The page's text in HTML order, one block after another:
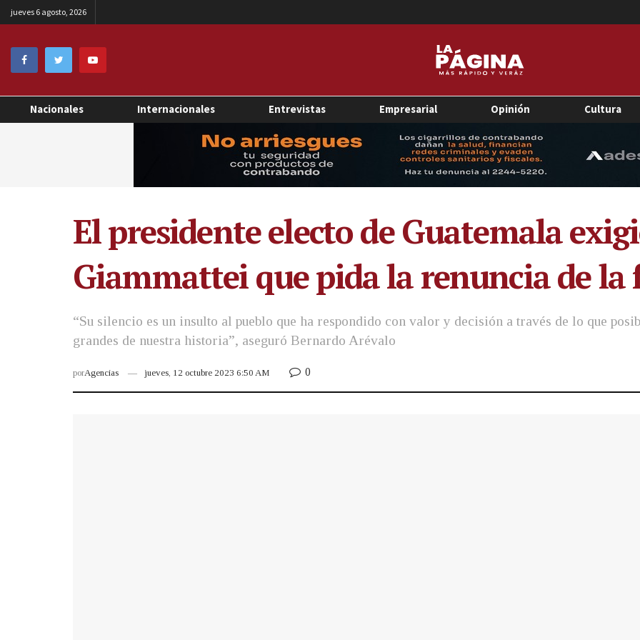
jueves 6 agosto, 2026
Nacionales Internacionales Entrevistas Empresarial Opinión Cultura
El presidente electo de Guatemala
Giammattei que pida la renuncia de la
“Su silencio es un insulto al pueblo que ha respondido con valor y decisión a través de lo que
grandes de nuestra historia”, aseguró Bernardo Arévalo
porAgencias jueves, 12 octubre 2023 6:50 AM 0